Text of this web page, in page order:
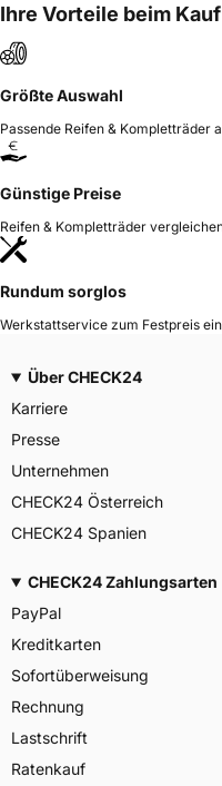
Ihre Vorteile beim
Größte Auswahl
Passende Reifen & Kompletträder
Günstige Preise
Reifen & Kompletträder
Rundum sorglos
Werkstattservice zum Festpreis
Über CHECK24
Karriere
Presse
Unternehmen
CHECK24 Österreich
CHECK24 Spanien
CHECK24 Zahlungsarten
PayPal
Kreditkarten
Sofortüberweisung
Rechnung
Lastschrift
Ratenkauf